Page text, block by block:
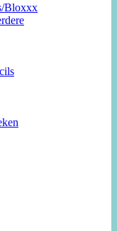
Bloxxx